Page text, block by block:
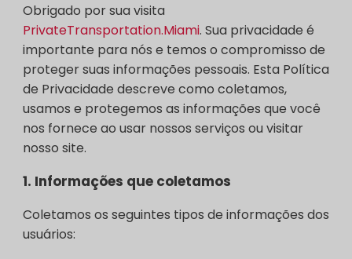
Obrigado por sua visita
PrivateTransportation.Miami. Sua privacidade é
importante para nós e temos o compromisso de
proteger suas informações pessoais. Esta Política
de Privacidade descreve como coletamos,
usamos e protegemos as informações que você
nos fornece ao usar nossos serviços ou visitar
nosso site.
1. Informações que coletamos
Coletamos os seguintes tipos de informações dos
usuários: